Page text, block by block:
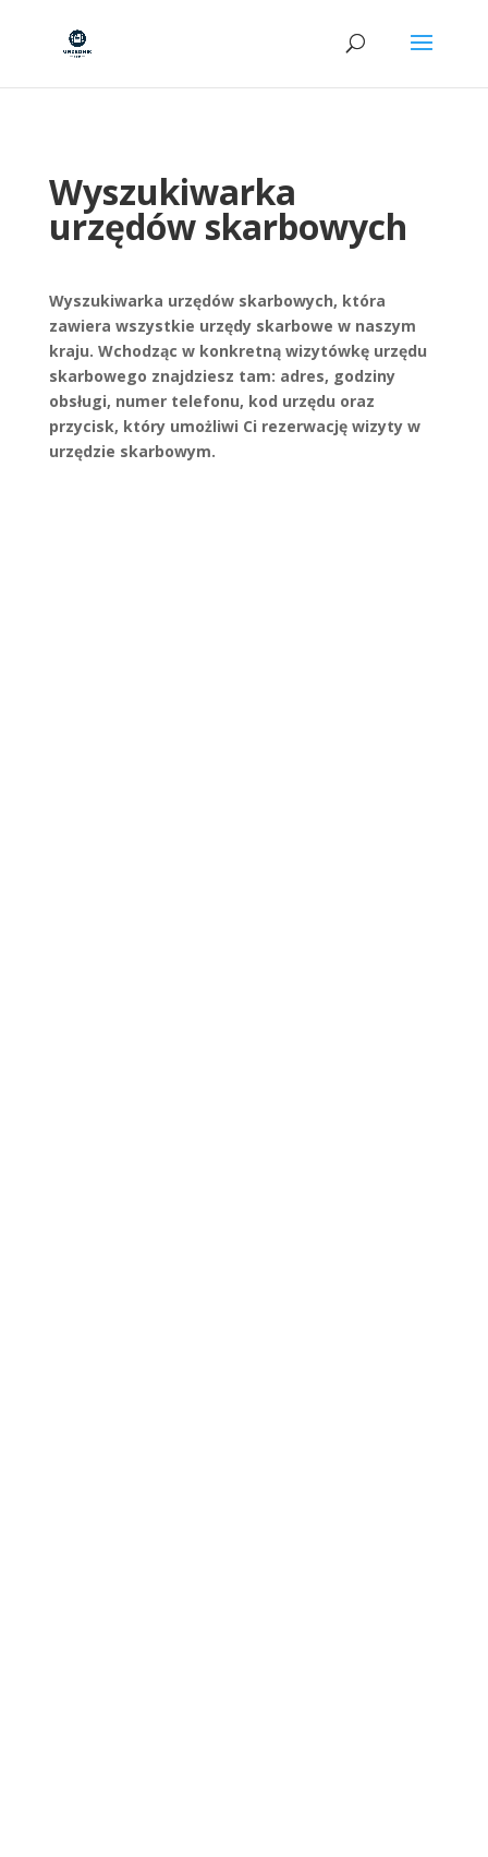
Wyszukiwarka
urzędów skarbowych
Wyszukiwarka urzędów skarbowych, która
zawiera wszystkie urzędy skarbowe w naszym
kraju. Wchodząc w konkretną wizytówkę urzędu
skarbowego znajdziesz tam: adres, godziny
obsługi, numer telefonu, kod urzędu oraz
przycisk, który umożliwi Ci rezerwację wizyty w
urzędzie skarbowym.